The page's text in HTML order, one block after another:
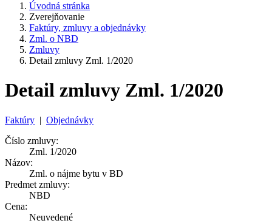
Úvodná stránka
Zverejňovanie
Faktúry, zmluvy a objednávky
Zml. o NBD
Zmluvy
Detail zmluvy Zml. 1/2020
Detail zmluvy Zml. 1/2020
Faktúry | Objednávky
Číslo zmluvy:
Zml. 1/2020
Názov:
Zml. o nájme bytu v BD
Predmet zmluvy:
NBD
Cena:
Neuvedené